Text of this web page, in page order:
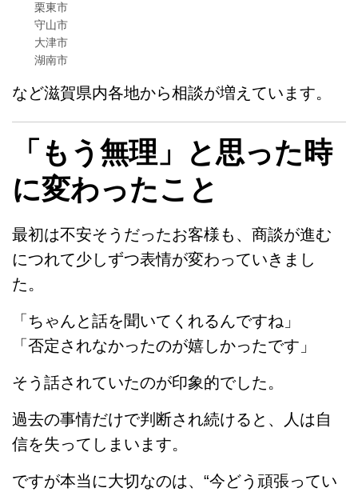
栗東市
守山市
大津市
湖南市
など滋賀県内各地から相談が増えています。
「もう無理」と思った時
に変わったこと
最初は不安そうだったお客様も、商談が進む
につれて少しずつ表情が変わっていきまし
た。
「ちゃんと話を聞いてくれるんですね」
「否定されなかったのが嬉しかったです」
そう話されていたのが印象的でした。
過去の事情だけで判断され続けると、人は自
信を失ってしまいます。
ですが本当に大切なのは、“今どう頑張ってい